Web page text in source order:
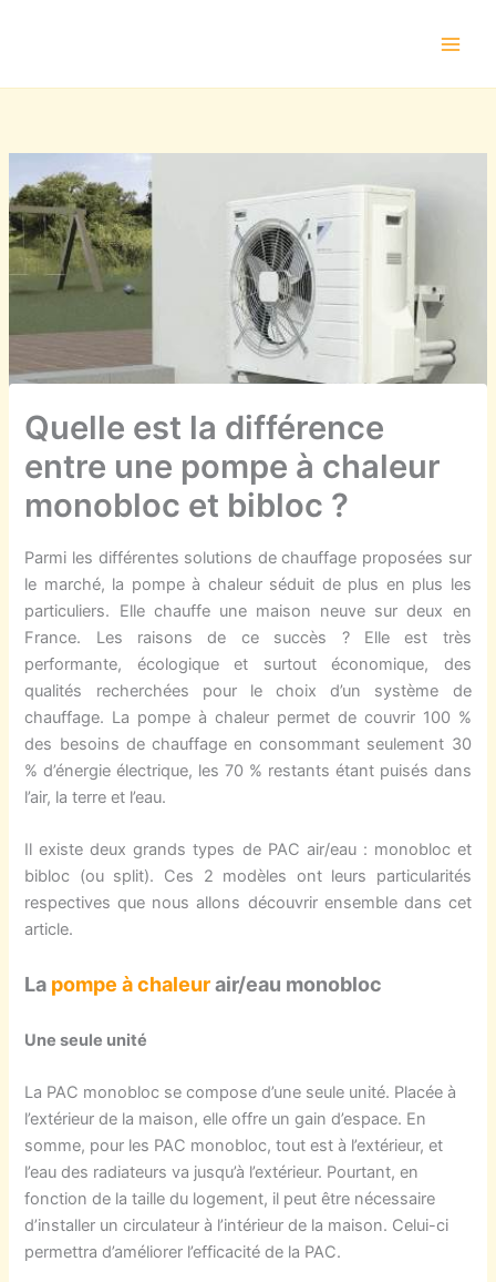
Quelle est la différence
entre une pompe à chaleur
monobloc et bibloc ?
Parmi les différentes solutions de chauffage proposées sur
le marché, la pompe à chaleur séduit de plus en plus les
particuliers. Elle chauffe une maison neuve sur deux en
France. Les raisons de ce succès ? Elle est très
performante, écologique et surtout économique, des
qualités recherchées pour le choix d’un système de
chauffage. La pompe à chaleur permet de couvrir 100 %
des besoins de chauffage en consommant seulement 30
% d’énergie électrique, les 70 % restants étant puisés dans
l’air, la terre et l’eau.
Il existe deux grands types de PAC air/eau : monobloc et
bibloc (ou split). Ces 2 modèles ont leurs particularités
respectives que nous allons découvrir ensemble dans cet
article.
La pompe à chaleurair/eau monobloc
Une seule unité
La PAC monobloc se compose d’une seule unité. Placée à
l’extérieur de la maison, elle offre un gain d’espace. En
somme, pour les PAC monobloc, tout est à l’extérieur, et
l’eau des radiateurs va jusqu’à l’extérieur. Pourtant, en
fonction de la taille du logement, il peut être nécessaire
d’installer un circulateur à l’intérieur de la maison. Celui-ci
permettra d’améliorer l’efficacité de la PAC.